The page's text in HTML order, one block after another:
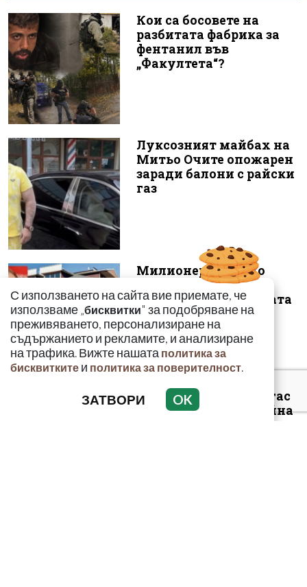
Кои са босовете на
разбитата фабрика за
фентанил във
„Факултета“?
Луксозният майбах на
Митьо Очите опожарен
заради балони с райски
газ
Милионерът Владо
Загатото искал да
снабдява с кафе новата
власт
Арестуваният в Бургас
наркобарон от Украйна
ръководел 14 фабрики
С използването на сайта вие приемате, че
използваме „бисквитки" за подобряване на
преживяването, персонализиране на
съдържанието и рекламите, и анализиране
на трафика. Вижте нашата политика за
бисквитките и политика за поверителност.
ЗАТВОРИ OK